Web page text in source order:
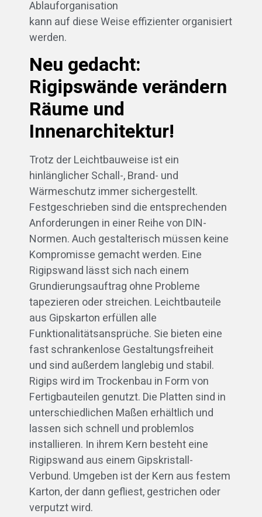
Ablauforganisation
kann auf diese Weise effizienter organisiert
werden.
Neu gedacht:
Rigipswände verändern
Räume und
Innenarchitektur!
Trotz der Leichtbauweise ist ein
hinlänglicher Schall-, Brand- und
Wärmeschutz immer sichergestellt.
Festgeschrieben sind die entsprechenden
Anforderungen in einer Reihe von DIN-
Normen. Auch gestalterisch müssen keine
Kompromisse gemacht werden. Eine
Rigipswand lässt sich nach einem
Grundierungsauftrag ohne Probleme
tapezieren oder streichen. Leichtbauteile
aus Gipskarton erfüllen alle
Funktionalitätsansprüche. Sie bieten eine
fast schrankenlose Gestaltungsfreiheit
und sind außerdem langlebig und stabil.
Rigips wird im Trockenbau in Form von
Fertigbauteilen genutzt. Die Platten sind in
unterschiedlichen Maßen erhältlich und
lassen sich schnell und problemlos
installieren. In ihrem Kern besteht eine
Rigipswand aus einem Gipskristall-
Verbund. Umgeben ist der Kern aus festem
Karton, der dann gefliest, gestrichen oder
verputzt wird.